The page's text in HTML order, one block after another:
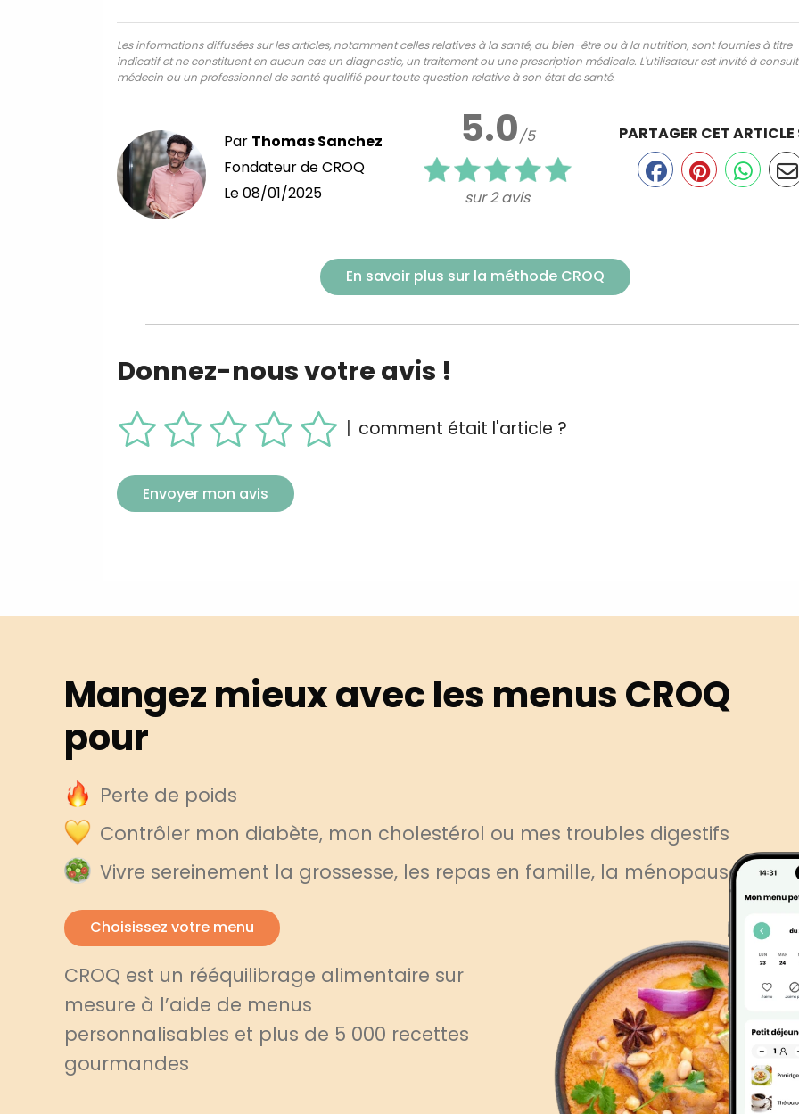
Les informations diffusées sur les articles, notamment celles relatives à la santé, au bien-être ou à la nutrition, sont fournies à titre
indicatif et ne constituent en aucun cas un diagnostic, un traitement ou une prescription médicale. L'utilisateur est invité à
médecin ou un professionnel de santé qualifié pour toute question relative à son état de santé.
Par Thomas Sanchez
Fondateur de CROQ
Le08/01/2025
5.0/5
sur 2 avis
PARTAGER CET ARTICLE
En savoir plus sur la méthode CROQ
Donnez-nous votre avis !
comment était l'article ?
Envoyer mon avis
Mangez mieux avec les menus CROQ
pour
Perte de poids
Contrôler mon diabète, mon cholestérol ou mes troubles digestifs
Vivre sereinement la grossesse, les repas en famille, la ménopause
Choisissez votre menu
CROQ est un rééquilibrage alimentaire sur
mesure à l’aide de menus
personnalisables et plus de 5 000 recettes
gourmandes